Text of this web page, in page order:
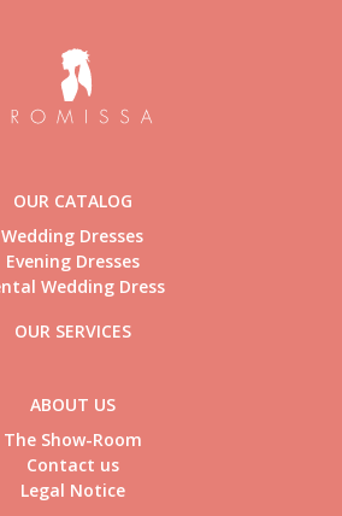
OUR CATALOG
Wedding Dresses
Evening Dresses
Wedding Dress
OUR SERVICES
ABOUT US
The Show-Room
Contact us
Legal Notice